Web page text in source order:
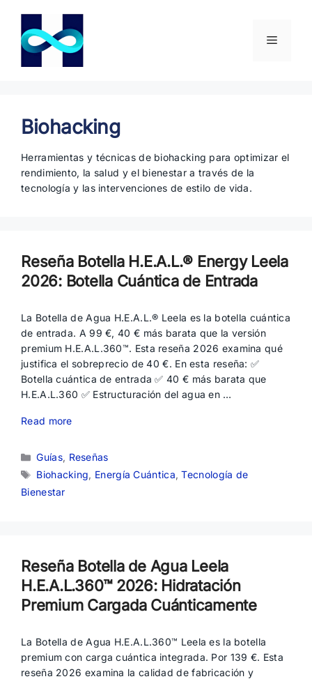
contenido
Menú
Biohacking
Herramientas y técnicas de biohacking para optimizar el
rendimiento, la salud y el bienestar a través de la
tecnología y las intervenciones de estilo de vida.
Reseña Botella H.E.A.L.® Energy Leela
2026: Botella Cuántica de Entrada
La Botella de Agua H.E.A.L.® Leela es la botella cuántica
de entrada. A 99 €, 40 € más barata que la versión
premium H.E.A.L.360™. Esta reseña 2026 examina qué
justifica el sobreprecio de 40 €. En esta reseña: ✅
Botella cuántica de entrada ✅ 40 € más barata que
H.E.A.L.360 ✅ Estructuración del agua en …
Read more
Categorías
Guías, Reseñas
Etiquetas
Biohacking, Energía Cuántica,Tecnología de
Bienestar
Reseña Botella de Agua Leela
H.E.A.L.360™ 2026: Hidratación
Premium Cargada Cuánticamente
La Botella de Agua H.E.A.L.360™ Leela es la botella
premium con carga cuántica integrada. Por 139 €. Esta
reseña 2026 examina la calidad de fabricación y